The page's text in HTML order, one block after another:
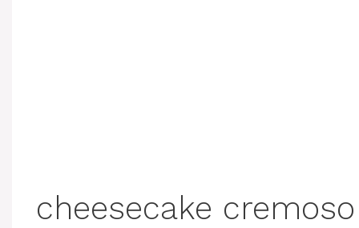
cheesecake cremoso